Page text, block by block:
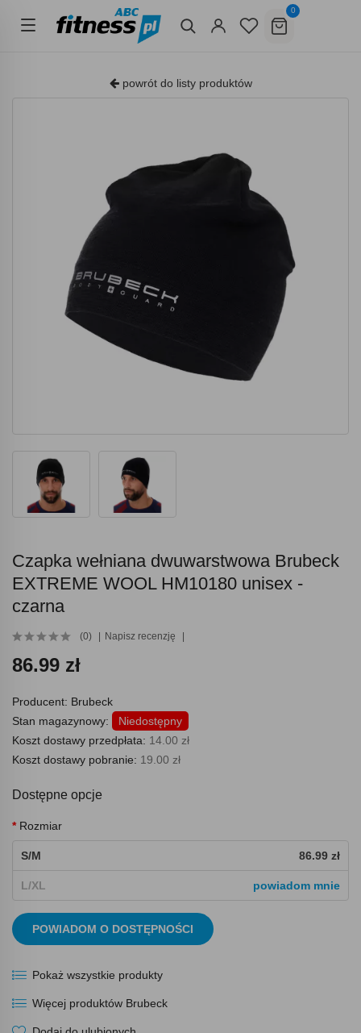
0
powrót do listy produktów
Czapka wełniana dwuwarstwowa Brubeck
EXTREME WOOL HM10180 unisex -
czarna
(0) Napisz recenzję
86.99 zł
Producent: Brubeck
Stan magazynowy:
Niedostępny
Koszt dostawy przedpłata: 14.00 zł
Koszt dostawy pobranie: 19.00 zł
Dostępne opcje
Rozmiar
S/M 86.99 zł
L/XL powiadom mnie
POWIADOM O DOSTĘPNOŚCI
Pokaż wszystkie produkty
Więcej produktów Brubeck